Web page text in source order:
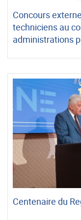
Concours
techniciens au
administrations
Centenaire du